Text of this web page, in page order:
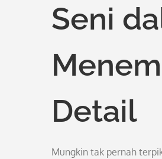
Seni
Detail
Mungkin tak pernah